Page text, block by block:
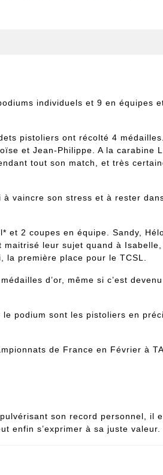
individuels et 9 en équipes
pistoliers ont récolté 4
et Jean-Philippe. A la carabine
tout son match, et très
vaincre son stress et à rester
et 2 coupes en équipe. Sandy,
leur sujet quand à
première place pour le TCSL.
d’or, même si c’est
podium sont les pistoliers en
de France en Février à
son record personnel, il
enfin s’exprimer à sa juste valeur.